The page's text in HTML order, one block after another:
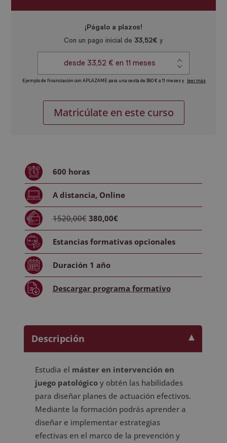
era:
1.520,00€.
en
cantidad
Matricúlate en este curso
600 horas
A distancia, Online
1520,00€ 380,00€
Estancias formativasopcionales
Duración 1 año
Descargar programa formativo
Descripción
Estudia el máster en intervención en
juego patológicoy obtén las habilidades
para diseñar planes de actuación efectivos.
Mediante la formación podrás aprender a
diseñar e implementar estrategias
efectivas en el marco de la prevención y